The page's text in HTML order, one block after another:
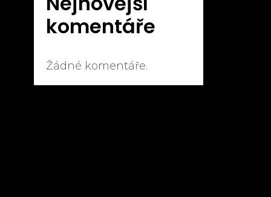
komentáře
Žádné komentáře.